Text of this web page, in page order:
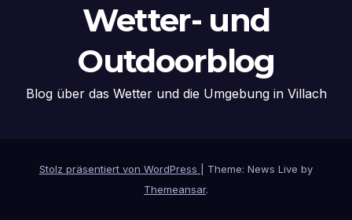
Wetter- und
Outdoorblog
Blog über das Wetter und die Umgebung in Villach
Stolz präsentiert von WordPress
Theme: News Live by
Themeansar.